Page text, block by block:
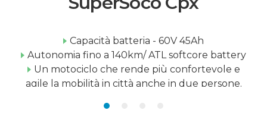
Capacità batteria - 60V 45Ah
Autonomia fino a 140km/ ATL softcore battery
Un motociclo che rende più confortevole e
agile la mobilità in città anche in due persone.